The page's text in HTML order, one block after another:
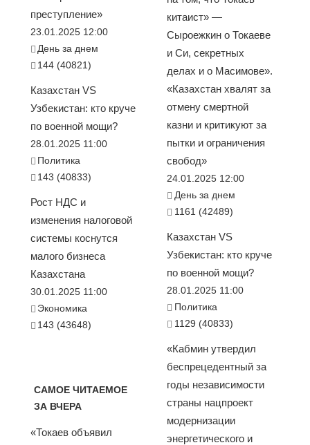
преступление»
23.01.2025 12:00
День за днем
144 (40821)
Казахстан VS
Узбекистан: кто круче
по военной мощи?
28.01.2025 11:00
Политика
143 (40833)
Рост НДС и
изменения налоговой
системы коснутся
малого бизнеса
Казахстана
30.01.2025 11:00
Экономика
143 (43648)
САМОЕ ЧИТАЕМОЕ
ЗА ВЧЕРА
«Токаев объявил
китаист» —
Сыроежкин о Токаеве
и Си, секретных
делах и о Масимове».
«Казахстан хвалят за
отмену смертной
казни и критикуют за
пытки и ограничения
свобод»
24.01.2025 12:00
День за днем
1161 (42489)
Казахстан VS
Узбекистан: кто круче
по военной мощи?
28.01.2025 11:00
Политика
1129 (40833)
«Кабмин утвердил
беспрецедентный за
годы независимости
страны нацпроект
модернизации
энергетического и